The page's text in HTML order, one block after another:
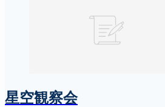
星空観察会